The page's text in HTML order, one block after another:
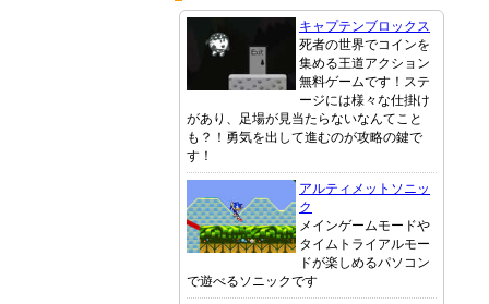
キャプテンブロックス
死者の世界でコインを
集める王道アクション
無料ゲームです！ステ
ージには様々な仕掛け
があり、足場が見当たらないなんてこと
も？！勇気を出して進むのが攻略の鍵で
す！
アルティメットソニッ
ク
メインゲームモードや
タイムトライアルモー
ドが楽しめるパソコン
で遊べるソニックです